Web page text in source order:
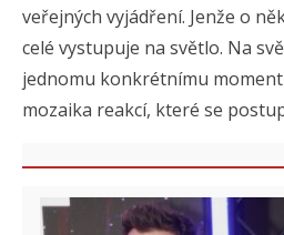
veřejných vyjádření. Jenže o
celé vystupuje na světlo. Na
jednomu konkrétnímu
mozaika reakcí, které se